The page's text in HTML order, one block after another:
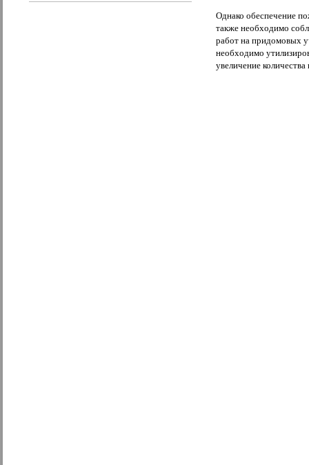
Однако обеспечение
также необходимо
работ на придомовых
необходимо
увеличение